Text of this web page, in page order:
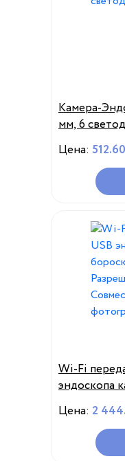
Камера-
мм, 6
Цена:
Wi-Fi
эндоскопа
720P
Цена: 2